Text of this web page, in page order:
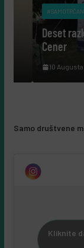
#SAMOTRČANJE
Deset
Cener
10 Augusta, 2026
Samo društvene
Kliknite